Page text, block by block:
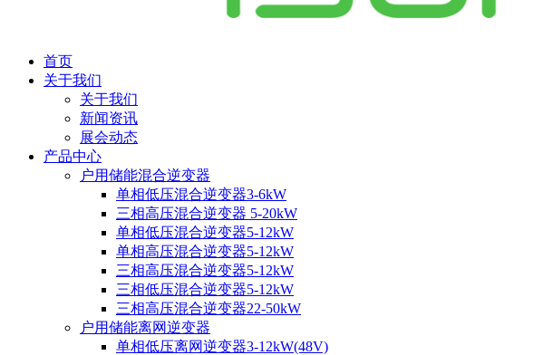
首页
关于我们
关于我们
新闻资讯
展会动态
产品中心
户用储能混合逆变器
单相低压混合逆变器3-6kW
三相高压混合逆变器 5-20kW
单相低压混合逆变器5-12kW
单相高压混合逆变器5-12kW
三相高压混合逆变器5-12kW
三相低压混合逆变器5-12kW
三相高压混合逆变器22-50kW
户用储能离网逆变器
单相低压离网逆变器3-12kW(48V)